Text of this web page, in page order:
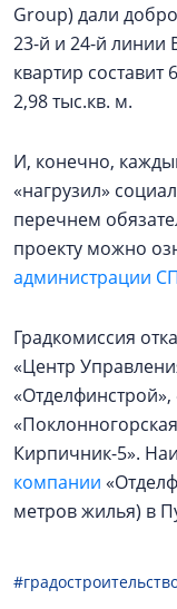
Group) дали
23-й и 24-й линии
квартир
2,98 тыс.кв. м.
И, конечно,
«нагрузил»
перечнем
проекту можно
администрации
Градкомиссия
«Центр
«Отделфинстрой»,
Кирпичник-5».
компании
метров жилья) в